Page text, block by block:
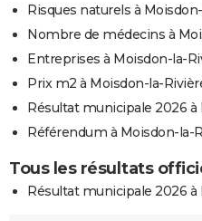
Risques naturels à
Nombre de médecins à
Entreprises à Moisdon-la-
Prix m2 à Moisdon-la-
Résultat municipale 2026 à
Référendum à Moisdon-la-
Tous les résultats
Résultat municipale 2026 à